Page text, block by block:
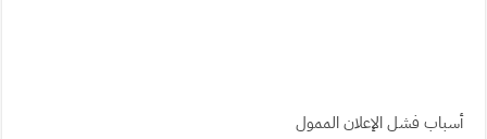
أسباب فشل الإعلان الممول